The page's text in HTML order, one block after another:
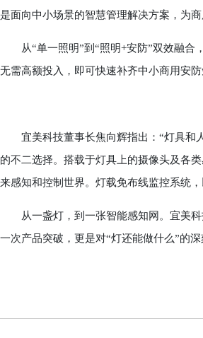
是面向中小场景的智慧管理解决方案，为
从“单一照明”到“照明+安防”双效融合
无需高额投入，即可快速补齐中小商用安
宜美科技董事长焦向辉指出：“灯具和
的不二选择。搭载于灯具上的摄像头及各
来感知和控制世界。灯载免布线监控系统
从一盏灯，到一张智能感知网。宜美科
一次产品突破，更是对“灯还能做什么”的深